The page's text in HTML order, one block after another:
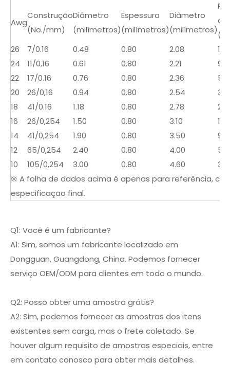
a
Awg
Construção
(No./mm)
Diâmetro
(milímetros)
Espessura
(milímetros)
Diâmetro
(milímetros)
26
7/0.16 0.48 0.80 2.08
24
11/0,16 0.61 0.80 2.21
22
17/0.16 0.76 0.80 2.36
20
26/0,16 0.94 0.80 2.54
18
41/0.16 1.18 0.80 2.78
16
26/0,254 1.50 0.80 3.10
14
41/0,254 1.90 0.80 3.50
12
65/0,254 2.40 0.80 4.00
10
105/0,254 3.00 0.80 4.60
※ A folha de dados acima é apenas para referência,
especificação final.
Q1: Você é um fabricante?
A1: Sim, somos um fabricante localizado em
Dongguan, Guangdong, China. Podemos fornecer
serviço OEM/ODM para clientes em todo o mundo.
Q2: Posso obter uma amostra grátis?
A2: Sim, podemos fornecer as amostras dos itens
existentes sem carga, mas o frete coletado. Se
houver algum requisito de amostras especiais, entre
em contato conosco para obter mais detalhes.